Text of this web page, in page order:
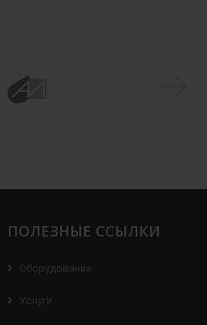
ПОЛЕЗНЫЕ ССЫЛКИ
Оборудование
Услуги